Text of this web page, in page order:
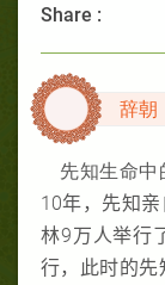
Share :
辞朝
先知生命
10年，先知
林9万人举行
行，此时的先